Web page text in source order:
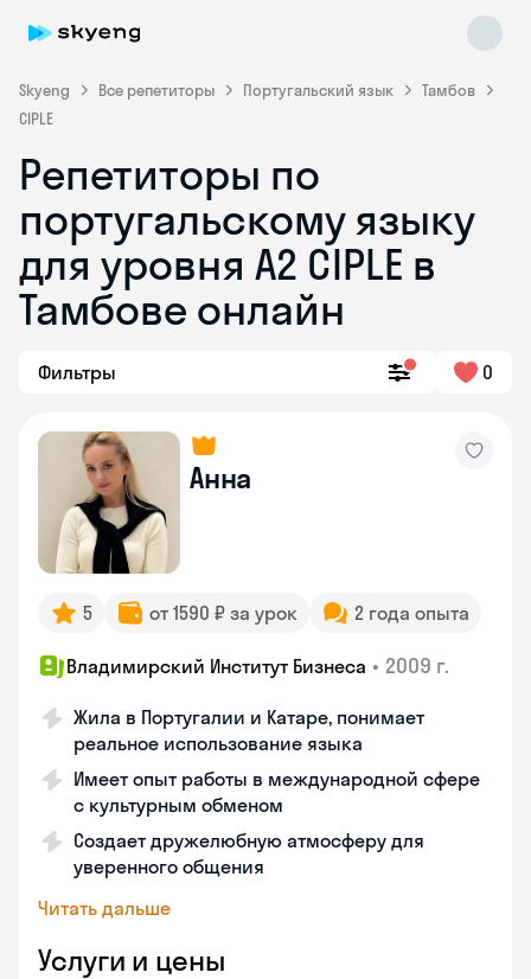
Skyeng Все репетиторы Португальский язык
Тамбов
CIPLE
Репетиторы по
португальскому языку
для уровня A2 CIPLE в
Тамбове онлайн
Фильтры 0
Анна
5 от 1590 ₽ за урок 2 года опыта
Владимирский Институт Бизнеса • 2009 г.
Жила в Португалии и Катаре, понимает
реальное использование языка
Имеет опыт работы в международной сфере
с культурным обменом
Создает дружелюбную атмосферу для
уверенного общения
Читать дальше
Услуги и цены
Skyeng Chat
online